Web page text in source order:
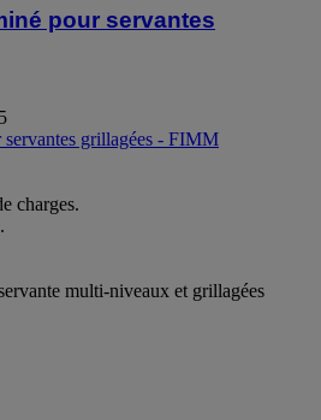
pour servantes
servantes grillagées - FIMM
charges.
multi-niveaux et grillagées